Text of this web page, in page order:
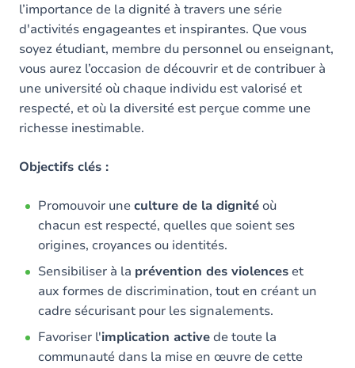
l’importance de la dignité à travers une série
d'activités engageantes et inspirantes. Que vous
soyez étudiant, membre du personnel ou enseignant,
vous aurez l’occasion de découvrir et de contribuer à
une université où chaque individu est valorisé et
respecté, et où la diversité est perçue comme une
richesse inestimable.​
Objectifs clés :
Promouvoir uneculture de la dignité où
chacun est respecté, quelles que soient ses
origines, croyances ou identités.​
Sensibiliser à la prévention des violences et
aux formes de discrimination, tout en créant un
cadre sécurisant pour les signalements.​
Favoriser l'implication activede toute la
communauté dans la mise en œuvre de cette